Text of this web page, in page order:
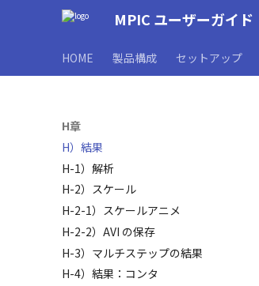
MPIC ユーザーガイド
HOME 製品構成 セットアップ
H章
H）結果
H-1）解析
H-2）スケール
H-2-1）スケールアニメ
H-2-2）AVI の保存
H-3）マルチステップの結果
H-4）結果：コンタ